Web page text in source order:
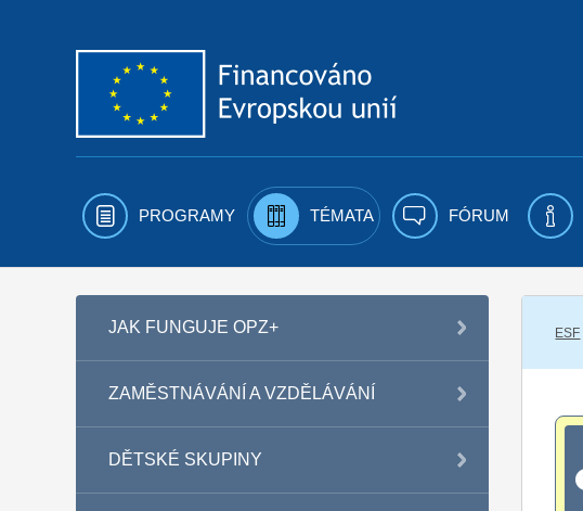
PROGRAMY TÉMATA FÓRUM
JAK FUNGUJE OPZ+
ZAMĚSTNÁVÁNÍ A VZDĚLÁVÁNÍ
DĚTSKÉ SKUPINY
ESF